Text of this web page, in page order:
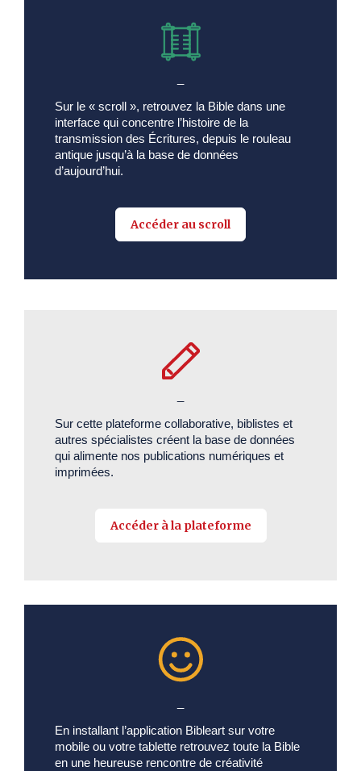
Sur le « scroll », retrouvez la Bible dans une
interface qui concentre l’histoire de la
transmission des Écritures, depuis le rouleau
antique jusqu’à la base de données
d’aujourd’hui.
Accéder au scroll
Sur cette plateforme collaborative, biblistes et
autres spécialistes créent la base de données
qui alimente nos publications numériques et
imprimées.
Accéder à la plateforme
En installant l’application Bibleart sur votre
mobile ou votre tablette retrouvez toute la Bible
en une heureuse rencontre de créativité